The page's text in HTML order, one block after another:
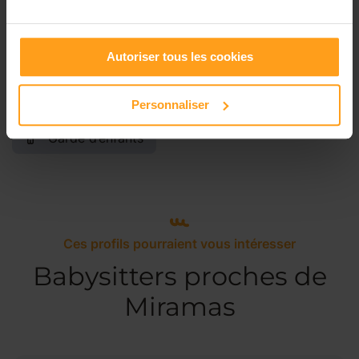
Autoriser tous les cookies
Personnaliser
Services proposés
Garde d’enfants
Ces profils pourraient vous intéresser
Babysitters proches de
Miramas